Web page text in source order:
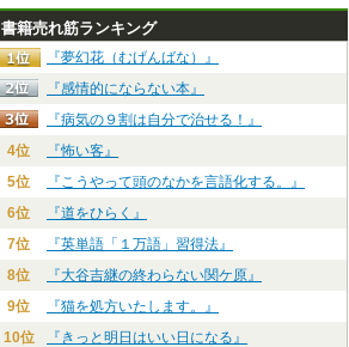
書籍売れ筋ランキング
『夢幻花（むげんばな）』
『感情的にならない本』
『病気の９割は自分で治せる！』
4位
『怖い客』
5位
『こうやって頭のなかを言語化する。』
6位
『道をひらく』
7位
『英単語「１万語」習得法』
8位
『大谷吉継の終わらない関ケ原』
9位
『猫を処方いたします。』
10位
『きっと明日はいい日になる』